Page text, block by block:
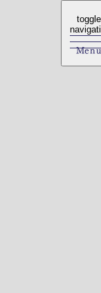
toggle
Menu
toggle
Menu